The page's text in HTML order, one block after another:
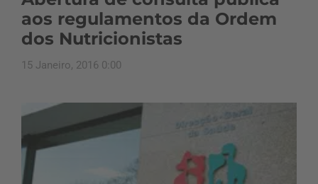
aos regulamentos da Ordem
dos Nutricionistas
15 Janeiro, 2016 0:00